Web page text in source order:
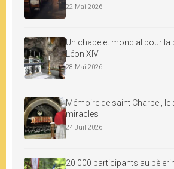
22 Mai 2026
Un chapelet mondial pour la
Léon XIV
28 Mai 2026
Mémoire de saint Charbel, le
miracles
24 Juil 2026
20 000 participants au